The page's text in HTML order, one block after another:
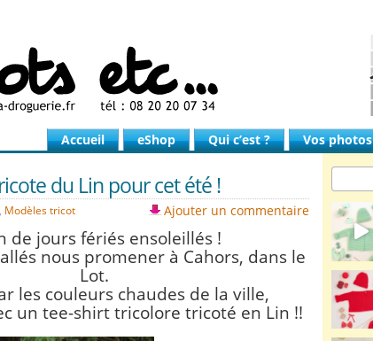
Accueil eShop Qui c’est ? Vos photos
du Lin pour cet été !
, Modèles tricot Ajouter un commentaire
de jours fériés ensoleillés !
nous promener à Cahors, dans le
Lot.
les couleurs chaudes de la ville,
un tee-shirt tricolore tricoté en Lin !!